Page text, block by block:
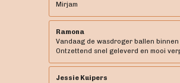
Mirjam
Ramona
Vandaag de wasdroger ballen binnen
Ontzettend snel geleverd en mooi
Jessie Kuipers